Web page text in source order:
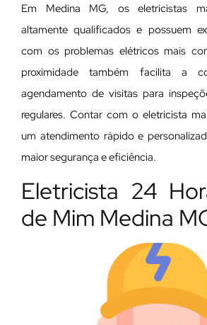
Em Medina MG, os eletricistas
altamente qualificados e possuem
com os problemas elétricos mais
proximidade também facilita a
agendamento de visitas para
regulares. Contar com o eletricista
um atendimento rápido e
maior segurança e eficiência.
Eletricista 24
de Mim Medina